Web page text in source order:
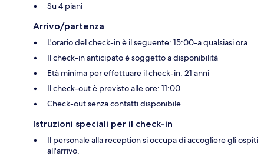
Su 4 piani
Arrivo/partenza
L'orario del check-in è il seguente: 15:00-a qualsiasi ora
Il check-in anticipato è soggetto a disponibilità
Età minima per effettuare il check-in: 21 anni
Il check-out è previsto alle ore: 11:00
Check-out senza contatti disponibile
Istruzioni speciali per il check-in
Il personale alla reception si occupa di accogliere gli ospiti
all'arrivo.